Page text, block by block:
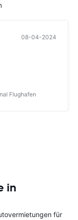
08-04-2024
Flughafen
in
für